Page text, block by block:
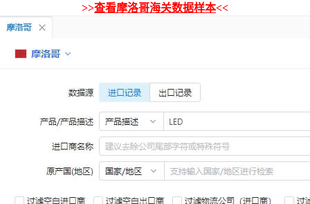
>>查看摩洛哥海关数据样本<<